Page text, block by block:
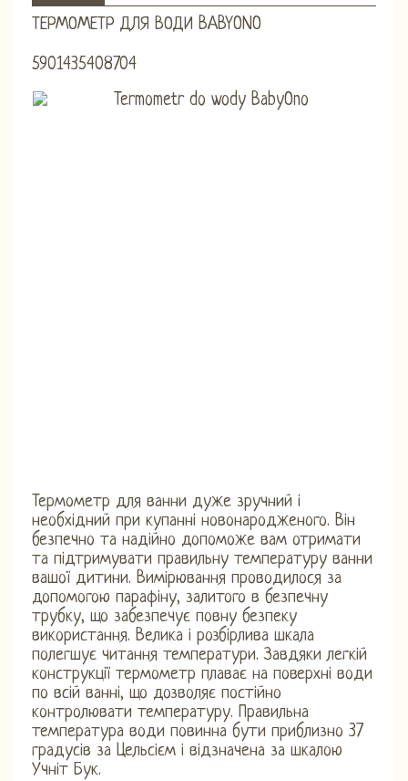
ТЕРМОМЕТР ДЛЯ ВОДИ BABYONO
5901435408704
Термометр для ванни дуже зручний і
необхідний при купанні новонародженого. Він
безпечно та надійно допоможе вам отримати
та підтримувати правильну температуру ванни
вашої дитини. Вимірювання проводилося за
допомогою парафіну, залитого в безпечну
трубку, що забезпечує повну безпеку
використання. Велика і розбірлива шкала
полегшує читання температури. Завдяки легкій
конструкції термометр плаває на поверхні води
по всій ванні, що дозволяє постійно
контролювати температуру. Правильна
температура води повинна бути приблизно 37
градусів за Цельсієм і відзначена за шкалою
Учніт Бук.